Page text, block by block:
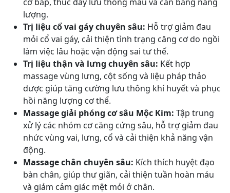
lượng.
Trị liệu cổ vai gáy chuyên sâu: Hỗ trợ giảm đau
mỏi cổ vai gáy, cải thiện tình trạng căng cơ do ngồi
làm việc lâu hoặc vận động sai tư thế.
Trị liệu thận và lưng chuyên sâu: Kết hợp
massage vùng lưng, cột sống và liệu pháp thảo
dược giúp tăng cường lưu thông khí huyết và phục
hồi năng lượng cơ thể.
Massage giải phóng cơ sâu Mộc Kim: Tập trung
xử lý các nhóm cơ căng cứng sâu, hỗ trợ giảm đau
nhức vùng vai, lưng, cổ và cải thiện khả năng vận
động.
Massage chân chuyên sâu: Kích thích huyệt đạo
bàn chân, giúp thư giãn, cải thiện tuần hoàn máu
và giảm cảm giác mệt mỏi ở chân.